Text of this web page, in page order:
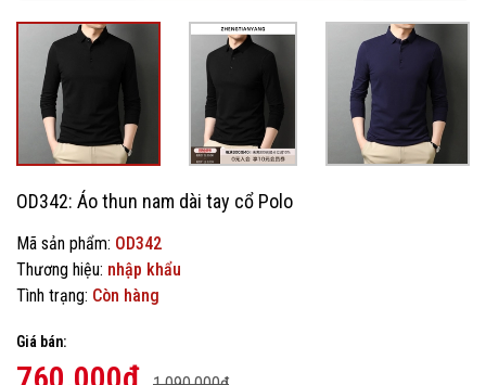
OD342: Áo thun nam dài tay cổ Polo
Mã sản phẩm: OD342
Thương hiệu: nhập khẩu
Tình trạng: Còn hàng
Giá bán: